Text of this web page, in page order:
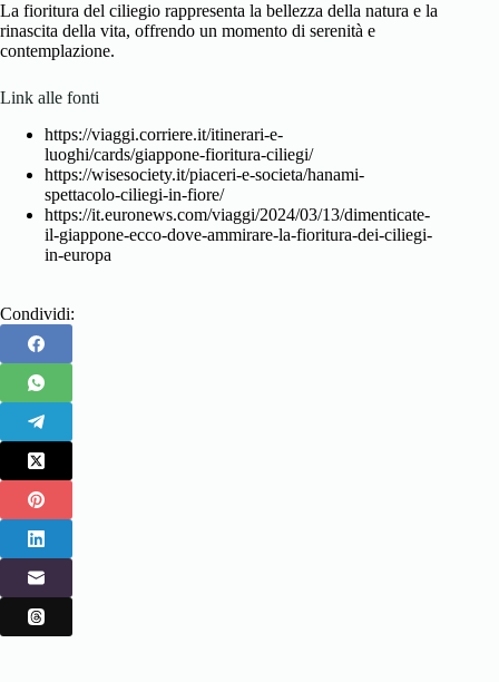
La fioritura del ciliegio rappresenta la bellezza della natura e la
rinascita della vita, offrendo un momento di serenità e
contemplazione.
Link alle fonti
https://viaggi.corriere.it/itinerari-e-
luoghi/cards/giappone-fioritura-ciliegi/
https://wisesociety.it/piaceri-e-societa/hanami-
spettacolo-ciliegi-in-fiore/
https://it.euronews.com/viaggi/2024/03/13/dimenticate-
il-giappone-ecco-dove-ammirare-la-fioritura-dei-ciliegi-
in-europa
Condividi: